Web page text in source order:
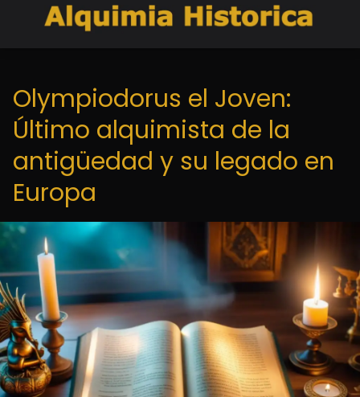
Olympiodorus el Joven:
Último alquimista de la
antigüedad y su legado en
Europa